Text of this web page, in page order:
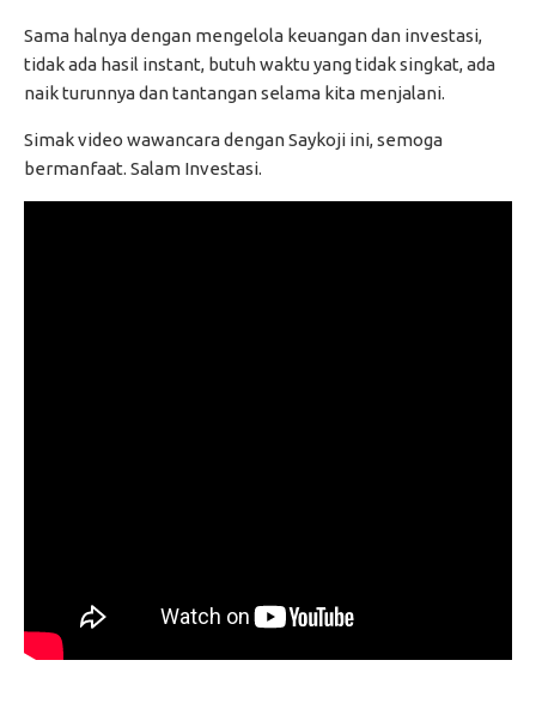
Sama halnya dengan mengelola keuangan dan investasi,
tidak ada hasil instant, butuh waktu yang tidak singkat, ada
naik turunnya dan tantangan selama kita menjalani.
Simak video wawancara dengan Saykoji ini, semoga
bermanfaat. Salam Investasi.